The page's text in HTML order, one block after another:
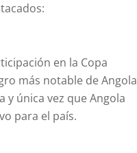
en la Copa
más notable de Angola
y única vez que Angola
para el país.